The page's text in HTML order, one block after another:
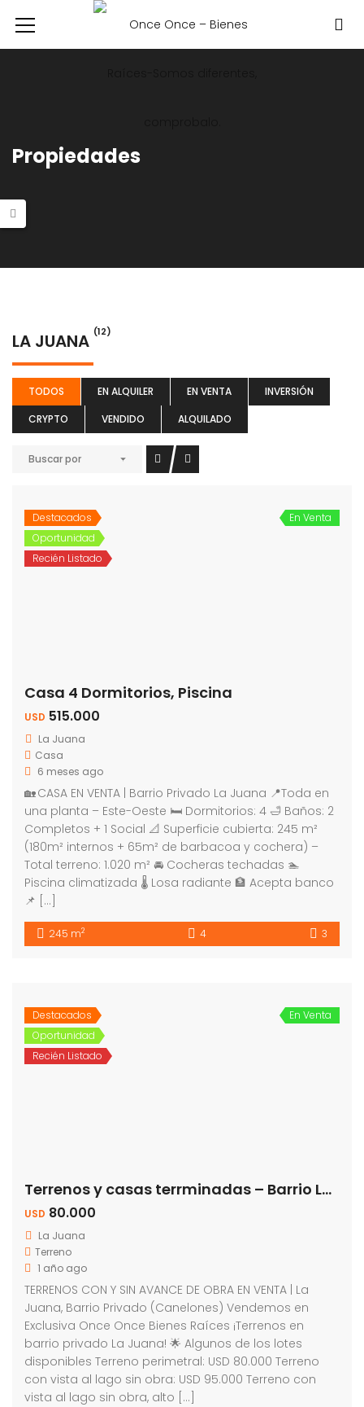
Propiedades
LA JUANA (12)
TODOS EN ALQUILER EN VENTA
INVERSIÓN
CRYPTO
VENDIDO ALQUILADO
Buscar por
Destacados
Oportunidad
Recién Listado
En Venta
Casa 4 Dormitorios, Piscina
USD 515.000
La Juana
Casa
6 meses ago
🏡 CASA EN VENTA | Barrio Privado La Juana 📍Toda en
una planta – Este-Oeste 🛏 Dormitorios: 4 🛁 Baños: 2
Completos + 1 Social 📐 Superficie cubierta: 245 m²
(180m² internos + 65m² de barbacoa y cochera) –
Total terreno: 1.020 m² 🚘 Cocheras techadas 🏊
Piscina climatizada 🌡️ Losa radiante 🏦 Acepta banco
📌 […]
245 m2 4 3
Destacados
Oportunidad
Recién Listado
En Venta
Terrenos y casas terrminadas – Barrio La Juana
USD 80.000
La Juana
Terreno
1 año ago
TERRENOS CON Y SIN AVANCE DE OBRA EN VENTA | La
Juana, Barrio Privado (Canelones) Vendemos en
Exclusiva Once Once Bienes Raíces ¡Terrenos en
barrio privado La Juana! 🌟 Algunos de los lotes
disponibles Terreno perimetral: USD 80.000 Terreno
con vista al lago sin obra: USD 95.000 Terreno con
vista al lago sin obra, alto […]